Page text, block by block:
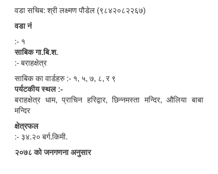
वडा सचिब: श्री लक्ष्मण पौडेल (९८४२०८२२६७)
वडा नं
:- १
साबिक गा.बि.श.
:- बराहक्षेत्र
साबिक का वार्डहरु :- १, ५, ७, ८, र ९
पर्यटकीय स्थल :-
बराहक्षेत्र धाम, प्राचिन हरिद्वार, छिन्नमस्ता मन्दिर, औलिया बाबा
मन्दिर
क्षेत्रफल
:- ३४.२० बर्ग.किमी.
२०७८ को जनगणना अनुसार